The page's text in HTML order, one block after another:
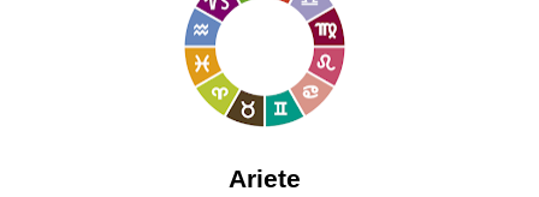
Ariete